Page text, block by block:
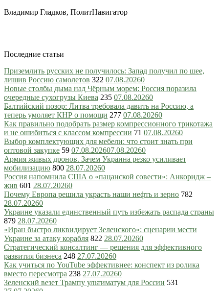
Владимир Гладков, ПолитНавигатор
Последние статьи
Приземлить русских не получилось: Запад получил по шее,
лишив Россию самолетов 322 07.08.20260
Новые столбы дыма над Чёрным морем: Россия поразила
очередные сухогрузы Киева 235 07.08.20260
Балтийский позор: Литва требовала давить на Россию, а
теперь умоляет КНР о помощи 277 07.08.20260
Как правильно подобрать размер компрессионного трикотажа
и не ошибиться с классом компрессии 71 07.08.20260
Выбор комплектующих для мебели: что стоит знать при
оптовой закупке 59 07.08.202607.08.20260
Армия живых дронов. Зачем Украина резко усиливает
мобилизацию 800 28.07.20260
Россия напомнила США о «пацанской совести»: Анкоридж –
жив 601 28.07.20260
Почему Европа решила украсть наши нефть и зерно 782
28.07.20260
Украине указали единственный путь избежать распада страны
879 28.07.20260
«Иран быстро ликвидирует Зеленского»: сценарии мести
Украине за атаку корабля 822 28.07.20260
Стратегический консалтинг — решения для эффективного
развития бизнеса 248 27.07.20260
Как учиться по YouTube эффективнее: конспект из ролика
вместо пересмотра 238 27.07.20260
Зеленский везет Трампу ультиматум для России 531